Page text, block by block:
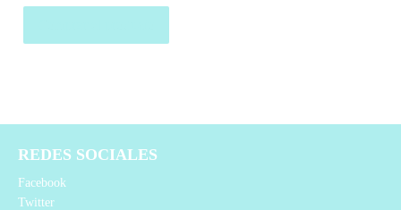
REDES SOCIALES
Facebook
Twitter